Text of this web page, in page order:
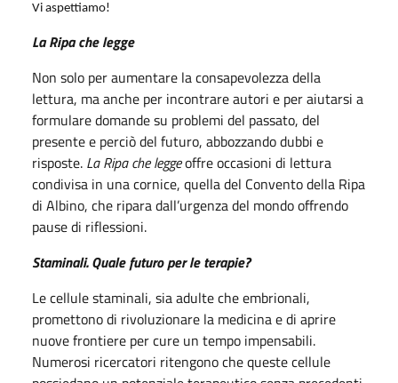
Vi aspettiamo!
La Ripa che legge
Non solo per aumentare la consapevolezza della
lettura, ma anche per incontrare autori e per aiutarsi a
formulare domande su problemi del passato, del
presente e perciò del futuro, abbozzando dubbi e
risposte. La Ripa che leggeoffre occasioni di lettura
condivisa in una cornice, quella del Convento della Ripa
di Albino, che ripara dall’urgenza del mondo offrendo
pause di riflessioni.
Staminali. Quale futuro per le terapie?
Le cellule staminali, sia adulte che embrionali,
promettono di rivoluzionare la medicina e di aprire
nuove frontiere per cure un tempo impensabili.
Numerosi ricercatori ritengono che queste cellule